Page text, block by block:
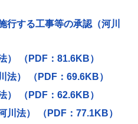
行する工事等の承認（河川
） （PDF：81.6KB）
法） （PDF：69.6KB）
） （PDF：62.6KB）
川法） （PDF：77.1KB）